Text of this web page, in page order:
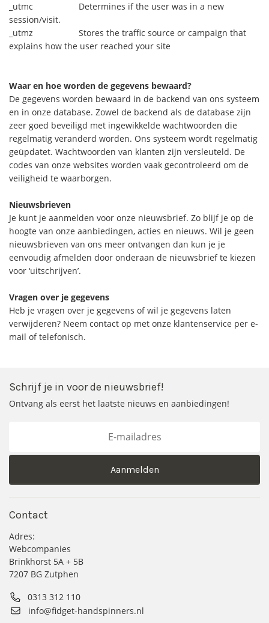
_utmc Determines if the user was in a new
session/visit.
_utmz Stores the traffic source or campaign that
explains how the user reached your site
Waar en hoe worden de gegevens bewaard?
De gegevens worden bewaard in de backend van ons systeem
en in onze database. Zowel de backend als de database zijn
zeer goed beveiligd met ingewikkelde wachtwoorden die
regelmatig veranderd worden. Ons systeem wordt regelmatig
geüpdatet. Wachtwoorden van klanten zijn versleuteld. De
codes van onze websites worden vaak gecontroleerd om de
veiligheid te waarborgen.
Nieuwsbrieven
Je kunt je aanmelden voor onze nieuwsbrief. Zo blijf je op de
hoogte van onze aanbiedingen, acties en nieuws. Wil je geen
nieuwsbrieven van ons meer ontvangen dan kun je je
eenvoudig afmelden door onderaan de nieuwsbrief te kiezen
voor ‘uitschrijven’.
Vragen over je gegevens
Heb je vragen over je gegevens of wil je gegevens laten
verwijderen? Neem contact op met onze klantenservice per e-
mail of telefonisch.
Schrijf je in voor de nieuwsbrief!
Ontvang als eerst het laatste nieuws en aanbiedingen!
Aanmelden
Contact
Adres:
Webcompanies
Brinkhorst 5A + 5B
7207 BG Zutphen
0313 312 110
info@fidget-handspinners.nl